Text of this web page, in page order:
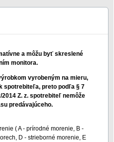
a môžu byť skreslené
monitora.
vyrobeným na mieru,
spotrebiteľa, preto podľa § 7
Z. z. spotrebiteľ nemôže
predávajúceho.
( A - prírodné morenie, B -
D - strieborné morenie, E